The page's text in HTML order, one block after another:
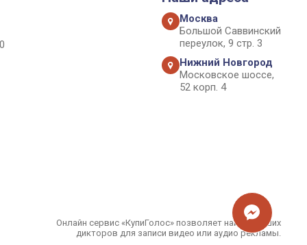
Москва
Большой Саввинский
переулок, 9 стр. 3
Нижний Новгород
Московское шоссе,
52 корп. 4
Онлайн сервис «КупиГолос» позволяет найти лучших
дикторов для записи видео или аудио рекламы.